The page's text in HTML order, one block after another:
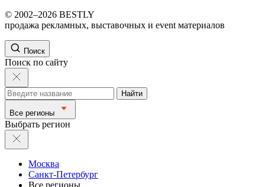
© 2002–2026 BESTLY
продажа рекламных, выставочных и event материалов
Поиск
Поиск по сайту
Найти
Все регионы
Выбрать регион
Москва
Санкт-Петербург
Все регионы